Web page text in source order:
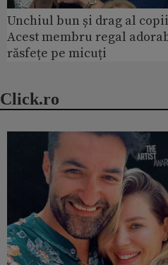
Unchiul bun și drag al
Acest membru regal
răsfețe pe micuți
Click.ro